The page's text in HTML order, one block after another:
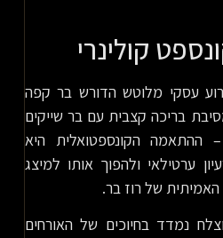
קולינרי
עסקי מלוטש הדורש בר קפה
בריכה קצבית עם בר שייקים
– ההתאמה הקונספטואלית היא
ערטילאי ולהפוך אותו למיצג
האמיתית של רוז בר.
נמדד בחיוכים של האורחים